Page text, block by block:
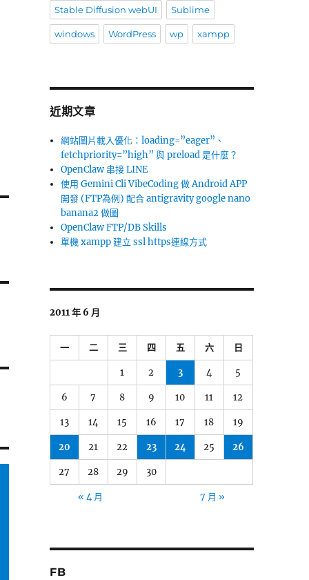
Stable Diffusion webUI Sublime
windows WordPress wp xampp
近期文章
網站圖片載入優化：loading=”eager”、
fetchpriority=”high” 與 preload 是什麼？
OpenClaw 串接 LINE
使用 Gemini Cli VibeCoding 做 Android APP
開發 (FTP為例) 配合 antigravity google nano
banana2 做圖
OpenClaw FTP/DB Skills
單機 xampp 建立 ssl https連線方式
2011 年 6 月
一 二 三 四 五 六 日
1 2 3 4 5
6 7 8 9 10 11 12
13 14 15 16 17 18 19
20 21 22 23 24 25 26
27 28 29 30
« 4 月 7 月 »
FB